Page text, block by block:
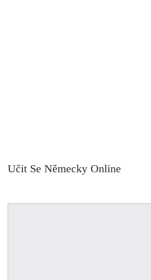
Učit Se Německy Online